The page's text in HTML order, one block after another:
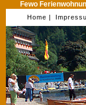
Fewo
Home |